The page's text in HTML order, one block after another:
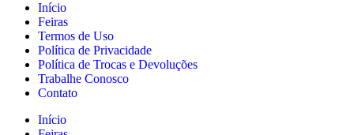
Início
Feiras
Termos de Uso
Política de Privacidade
Política de Trocas e Devoluções
Trabalhe Conosco
Contato
Início